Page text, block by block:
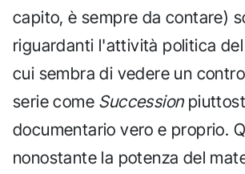
capito, è sempre da contare)
riguardanti l'attività politica
cui sembra di vedere un
serie come Succession
documentario vero e proprio.
nonostante la potenza del